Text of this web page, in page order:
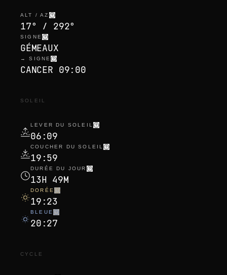
ALT / AZ
17° / 292°
SIGNE
GÉMEAUX
→ SIGNE
CANCER 09:00
SOLEIL
LEVER DU SOLEIL
06:09
COUCHER DU SOLEIL
19:59
DURÉE DU JOUR
13H 49M
DORÉE
19:23
BLEUE
20:27
CYCLE